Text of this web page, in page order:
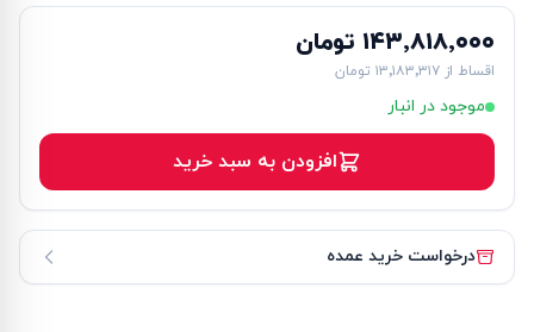
۱۴۳٬۸۱۸٬۰۰۰ تومان
اقساط از ۱۳٬۱۸۳٬۳۱۷ تومان
موجود در انبار
افزودن به سبد خرید
درخواست خرید عمده